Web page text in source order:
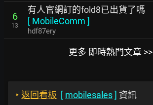
6
13
有人官網訂的fold8已出貨了嗎
[ MobileComm ]
hdf87ery
更多 即時熱門文章 >>
‣ 返回看板 [ mobilesales] 資訊